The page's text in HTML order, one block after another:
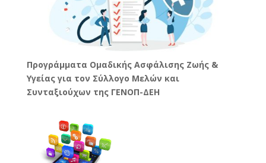
Προγράμματα Ομαδικής Ασφάλισης Ζωής &
Υγείας για τον Σύλλογο Μελών και
Συνταξιούχων της ΓΕΝΟΠ-ΔΕΗ